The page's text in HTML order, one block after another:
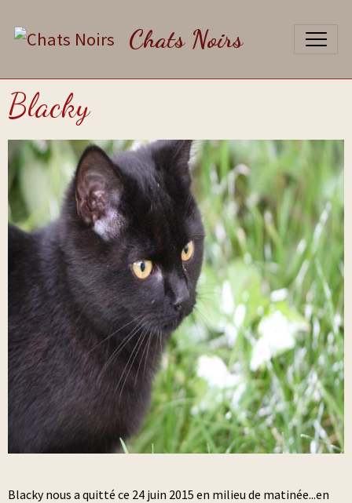
Chats Noirs
Blacky
Blacky nous a quitté ce 24 juin 2015 en milieu de matinée...en